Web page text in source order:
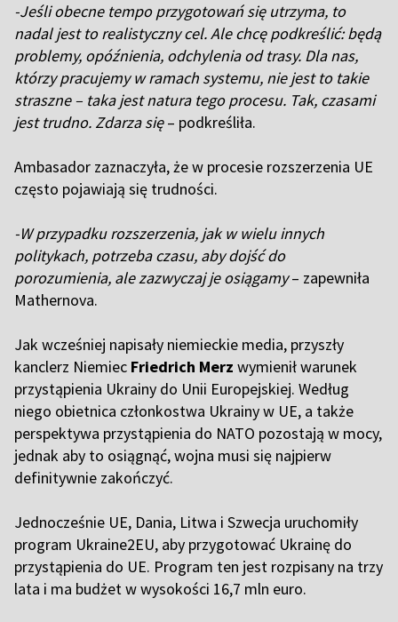
-Jeśli obecne tempo przygotowań się utrzyma, to
nadal jest to realistyczny cel. Ale chcę podkreślić: będą
problemy, opóźnienia, odchylenia od trasy. Dla nas,
którzy pracujemy w ramach systemu, nie jest to takie
straszne – taka jest natura tego procesu. Tak, czasami
jest trudno. Zdarza się– podkreśliła.
Ambasador zaznaczyła, że w procesie rozszerzenia UE
często pojawiają się trudności.
-W przypadku rozszerzenia, jak w wielu innych
politykach, potrzeba czasu, aby dojść do
porozumienia, ale zazwyczaj je osiągamy– zapewniła
Mathernova.
Jak wcześniej napisały niemieckie media, przyszły
kanclerz Niemiec Friedrich Merz wymienił warunek
przystąpienia Ukrainy do Unii Europejskiej. Według
niego obietnica członkostwa Ukrainy w UE, a także
perspektywa przystąpienia do NATO pozostają w mocy,
jednak aby to osiągnąć, wojna musi się najpierw
definitywnie zakończyć.
Jednocześnie UE, Dania, Litwa i Szwecja uruchomiły
program Ukraine2EU, aby przygotować Ukrainę do
przystąpienia do UE. Program ten jest rozpisany na trzy
lata i ma budżet w wysokości 16,7 mln euro.